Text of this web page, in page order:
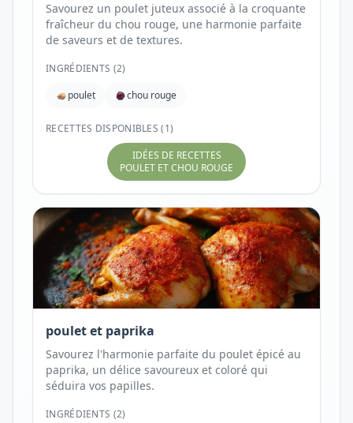
Savourez un poulet juteux associé à la croquante
fraîcheur du chou rouge, une harmonie parfaite
de saveurs et de textures.
INGRÉDIENTS (2)
poulet
chou rouge
RECETTES DISPONIBLES (1)
IDÉES DE RECETTES
POULET ET CHOU ROUGE
poulet et paprika
Savourez l'harmonie parfaite du poulet épicé au
paprika, un délice savoureux et coloré qui
séduira vos papilles.
INGRÉDIENTS (2)